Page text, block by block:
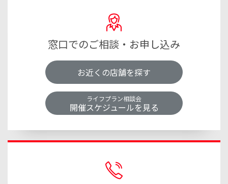
出所：総務省統計局「2016年小売物価統計調査（動向編）」（小型乗
マイカー購入費用を
サポートする商品・サービス
低金利のマイカーローンで支出を節約
（0％）
360万円
年率 1％ 390万円
年率 3％ 460万円
年率 5％ 544万円
上記の計算にあたっては、税金や手数料等を考慮していませ
窓口でのご相談・お申し込み
お近くの店舗を探す
ライフプラン相談会
開催スケジュールを見る